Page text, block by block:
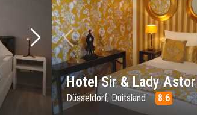
Volgende foto
Vorige foto
Hotel Sir & Lady Astor
Düsseldorf, Duitsland 8.6